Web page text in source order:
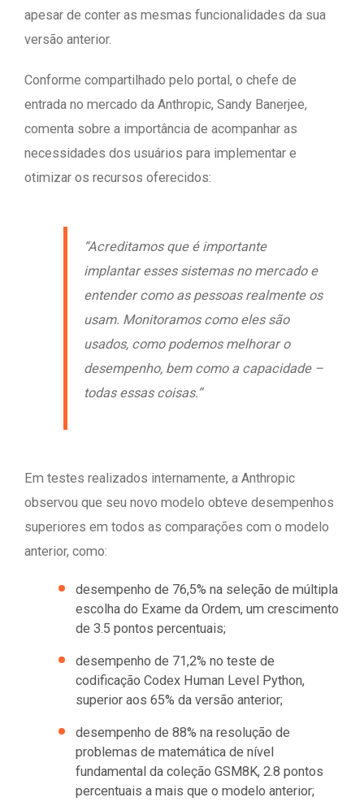
apesar de conter as mesmas funcionalidades da sua
versão anterior.
Conforme compartilhado pelo portal, o chefe de
entrada no mercado da Anthropic, Sandy Banerjee,
comenta sobre a importância de acompanhar as
necessidades dos usuários para implementar e
otimizar os recursos oferecidos:
“Acreditamos que é importante
implantar esses sistemas no mercado e
entender como as pessoas realmente os
usam. Monitoramos como eles são
usados, como podemos melhorar o
desempenho, bem como a capacidade –
todas essas coisas.”
Em testes realizados internamente, a Anthropic
observou que seu novo modelo obteve desempenhos
superiores em todos as comparações com o modelo
anterior, como:
desempenho de 76,5% na seleção de múltipla
escolha do Exame da Ordem, um crescimento
de 3.5 pontos percentuais;
desempenho de 71,2% no teste de
codificação Codex Human Level Python,
superior aos 65% da versão anterior;
desempenho de 88% na resolução de
problemas de matemática de nível
fundamental da coleção GSM8K, 2.8 pontos
percentuais a mais que o modelo anterior;